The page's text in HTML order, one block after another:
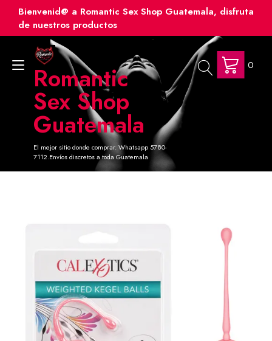
contenido
Bienvenid@ a Romantic Sex Shop Guatemala, disfruta
de nuestros productos
Romantic
Sex Shop
Guatemala
El mejor sitio donde comprar. Whatsapp 5780-
7112.Envíos discretos a toda Guatemala
Alternar
navegación
0